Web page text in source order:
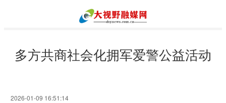
多方共商社会化拥军爱警公益活动
2026-01-09 16:51:14